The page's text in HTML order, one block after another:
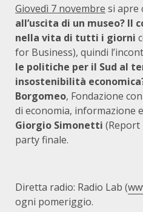
Giovedì 7 novembre si apre
all’uscita di un museo?
nella vita di tutti i giorni
for Business), quindi
le politiche per il Sud al
insostenibilità
Borgomeo, Fondazione
di economia, informazione e
Giorgio Simonetti (Report
party finale.
Diretta radio: Radio Lab (
ogni pomeriggio.